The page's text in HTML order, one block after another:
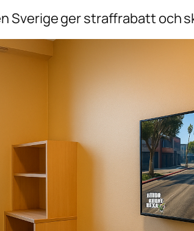
Sverige ger straffrabatt och